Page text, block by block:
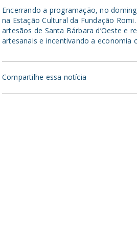
Encerrando a programação, no
na Estação Cultural da Fundação
artesãos de Santa Bárbara d’Oeste e
artesanais e incentivando a economia
Compartilhe essa notícia